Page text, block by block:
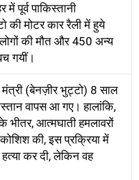
पूर्व पाकिस्तानी
की मोटर कार रैली में हुये
की मौत और 450 अन्य
गयीं।
मंत्री (बेनज़ीर भुट्टो) 8 साल
वापस आ गए। हालांकि,
आत्मघाती हमलावरों
की, इस प्रक्रिया में
कर दी, लेकिन वह